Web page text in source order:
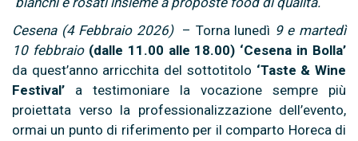
Cesena (4 Febbraio 2026)– Torna lunedì 9 e martedì
10 febbraio(dalle 11.00 alle 18.00) ‘Cesena in Bolla’
da quest’anno arricchita del sottotitolo ‘Taste & Wine
Festival’ a testimoniare la vocazione sempre più
proiettata verso la professionalizzazione dell’evento,
ormai un punto di riferimento per il comparto Horeca di